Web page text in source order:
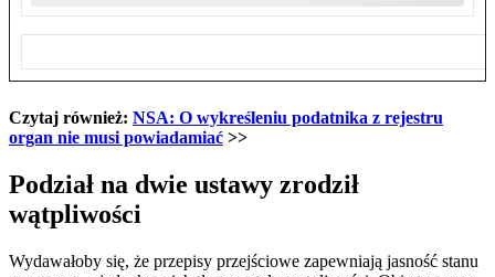
Czytaj również: NSA: O wykreśleniu podatnika z rejestru
organ nie musi powiadamiać >>
Podział na dwie ustawy zrodził
wątpliwości
Wydawałoby się, że przepisy przejściowe zapewniają jasność stanu